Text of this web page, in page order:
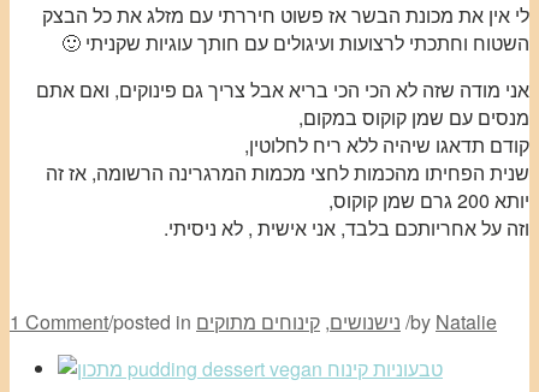
לי אין את מכונת הבשר אז פשוט חיררתי עם מזלג את כל הבצק
השטוח וחתכתי לרצועות ועיגולים עם חותך עוגיות שקניתי 🙂
אני מודה שזה לא הכי הכי בריא אבל צריך גם פינוקים, ואם אתם
מנסים עם שמן קוקוס במקום,
קודם תדאגו שיהיה ללא ריח לחלוטין,
שנית הפחיתו מהכמות לחצי מכמות המרגרינה הרשומה, אז זה
יותא 200 גרם שמן קוקוס,
וזה על אחריותכם בלבד, אני אישית , לא ניסיתי.
1 Comment/posted in נישנושים, קינוחים מתוקים /by Natalie